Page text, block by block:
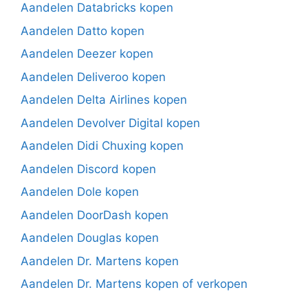
Aandelen Databricks kopen
Aandelen Datto kopen
Aandelen Deezer kopen
Aandelen Deliveroo kopen
Aandelen Delta Airlines kopen
Aandelen Devolver Digital kopen
Aandelen Didi Chuxing kopen
Aandelen Discord kopen
Aandelen Dole kopen
Aandelen DoorDash kopen
Aandelen Douglas kopen
Aandelen Dr. Martens kopen
Aandelen Dr. Martens kopen of verkopen